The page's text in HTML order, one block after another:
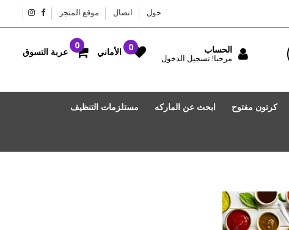
حول اتصال موقع المتجر
كرتون مفتوح ابحث عن الماركه مستلزمات التنظيف
الحساب
مرحبا! تسجيل الدخول
الأماني عربة التسوق